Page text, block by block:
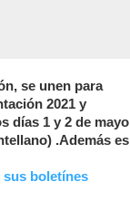
se unen para
2021 y
días 1 y 2 de mayo
.Además es
boletínes